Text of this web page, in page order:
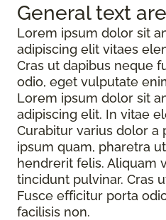
General text
Lorem ipsum dolor sit
adipiscing elit vitaes
Cras ut dapibus neque
odio, eget vulputate
Lorem ipsum dolor sit
adipiscing elit. In vitae
Curabitur varius dolor a
ipsum quam, pharetra
hendrerit felis. Aliquam
tincidunt pulvinar. Cras
Fusce efficitur porta
facilisis non.